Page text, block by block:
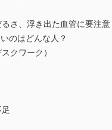
、浮き出た血管に要注
のはどんな人？
ワーク）